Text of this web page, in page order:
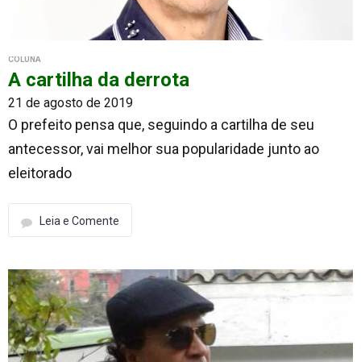
COLUNA
A cartilha da derrota
21 de agosto de 2019
O prefeito pensa que, seguindo a cartilha de seu
antecessor, vai melhor sua popularidade junto ao
eleitorado
Leia e Comente